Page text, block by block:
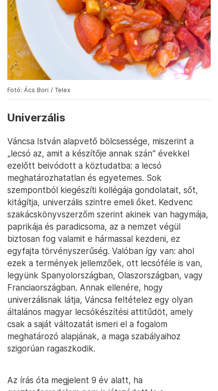
Fotó: Ács Bori / Telex
Univerzális
Váncsa István alapvető bölcsessége, miszerint a
„lecsó az, amit a készítője annak szán” évekkel
ezelőtt beivódott a köztudatba: a lecsó
meghatározhatatlan és egyetemes. Sok
szempontból kiegészíti kollégája gondolatait, sőt,
kitágítja, univerzális szintre emeli őket. Kedvenc
szakácskönyvszerzőm szerint akinek van hagymája,
paprikája és paradicsoma, az a nemzet végül
biztosan fog valamit e hármassal kezdeni, ez
egyfajta törvényszerűség. Valóban így van: ahol
ezek a termények jellemzőek, ott lecsóféle is van,
legyünk Spanyolországban, Olaszországban, vagy
Franciaországban. Annak ellenére, hogy
univerzálisnak látja, Váncsa feltételez egy olyan
általános magyar lecsókészítési attitűdöt, amely
csak a saját változatát ismeri el a fogalom
meghatározó alapjának, a maga szabályaihoz
szigorúan ragaszkodik.
Az írás óta megjelent 9 év alatt, ha